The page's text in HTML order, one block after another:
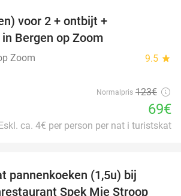
voor 2 + ontbijt +
Bergen op Zoom
Zoom 9.5 star
Normalpris 123€
69€
ca. 4€ per person per nat i turistskat
pannenkoeken (1,5u) bij
Spek Mie Stroop